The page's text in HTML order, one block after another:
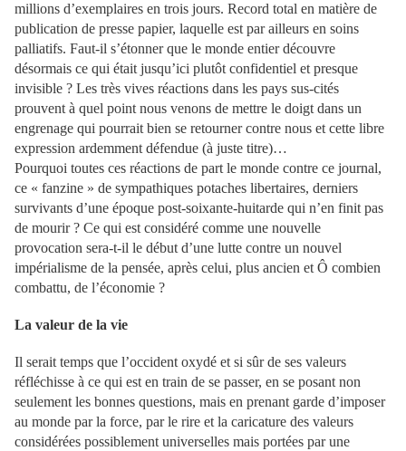
millions d’exemplaires en trois jours. Record total en matière de
publication de presse papier, laquelle est par ailleurs en soins
palliatifs. Faut-il s’étonner que le monde entier découvre
désormais ce qui était jusqu’ici plutôt confidentiel et presque
invisible ? Les très vives réactions dans les pays sus-cités
prouvent à quel point nous venons de mettre le doigt dans un
engrenage qui pourrait bien se retourner contre nous et cette libre
expression ardemment défendue (à juste titre)…
Pourquoi toutes ces réactions de part le monde contre ce journal,
ce « fanzine » de sympathiques potaches libertaires, derniers
survivants d’une époque post-soixante-huitarde qui n’en finit pas
de mourir ? Ce qui est considéré comme une nouvelle
provocation sera-t-il le début d’une lutte contre un nouvel
impérialisme de la pensée, après celui, plus ancien et Ô combien
combattu, de l’économie ?
La valeur de la vie
Il serait temps que l’occident oxydé et si sûr de ses valeurs
réfléchisse à ce qui est en train de se passer, en se posant non
seulement les bonnes questions, mais en prenant garde d’imposer
au monde par la force, par le rire et la caricature des valeurs
considérées possiblement universelles mais portées par une